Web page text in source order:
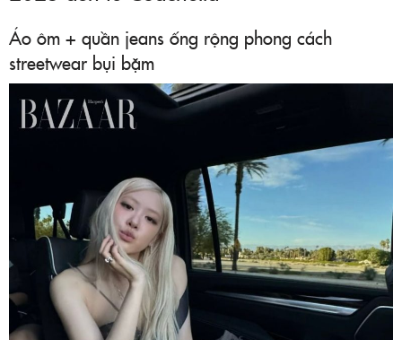
Áo ôm + quần jeans ống rộng phong cách
streetwear bụi bặm